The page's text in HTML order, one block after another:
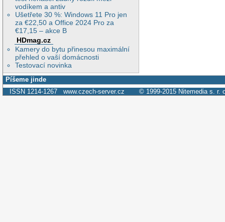
vodíkem a antiv
Ušetřete 30 %: Windows 11 Pro jen
za €22,50 a Office 2024 Pro za
€17,15 – akce B
HDmag.cz
Kamery do bytu přinesou maximální
přehled o vaší domácnosti
Testovací novinka
Píšeme jinde
ISSN 1214-1267 www.czech-server.cz © 1999-2015 Nitemedia s. r.